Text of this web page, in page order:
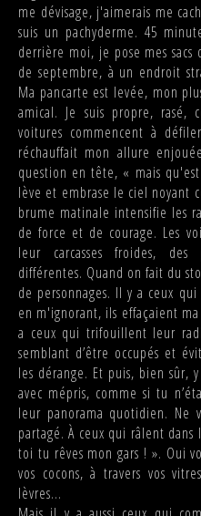
me dévisage, j'aimerais me
suis un pachyderme. 45
derrière moi, je pose mes
de septembre, à un endroit
Ma pancarte est levée, mon
amical. Je suis propre, rasé,
voitures commencent à
réchauffait mon allure
question en tête, « mais
lève et embrase le ciel noyant
brume matinale intensifie les
de force et de courage. Les
leur carcasses froides, des
différentes. Quand on fait du
de personnages. Il y a ceux
en m'ignorant, ils effaçaient
a ceux qui trifouillent leur
semblant d’être occupés et
les dérange. Et puis, bien sûr,
avec mépris, comme si tu
leur panorama quotidien. Ne
partagé. À ceux qui râlent
toi tu rêves mon gars ! ». Oui
vos cocons, à travers vos
lèvres...